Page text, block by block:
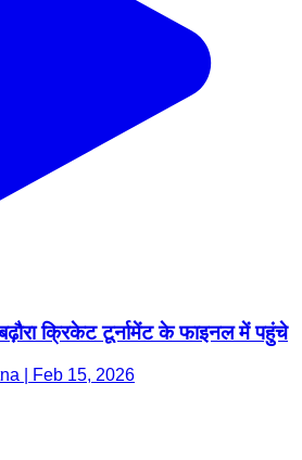
क्रिकेट टूर्नामेंट के फाइनल में पहुंचे
| Feb 15, 2026